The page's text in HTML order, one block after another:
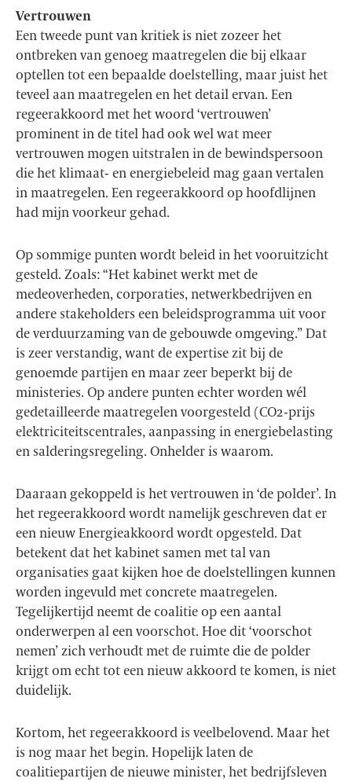
Vertrouwen
Een tweede punt van kritiek is niet zozeer het
ontbreken van genoeg maatregelen die bij elkaar
optellen tot een bepaalde doelstelling, maar juist het
teveel aan maatregelen en het detail ervan. Een
regeerakkoord met het woord ‘vertrouwen’
prominent in de titel had ook wel wat meer
vertrouwen mogen uitstralen in de bewindspersoon
die het klimaat- en energiebeleid mag gaan vertalen
in maatregelen. Een regeerakkoord op hoofdlijnen
had mijn voorkeur gehad.
Op sommige punten wordt beleid in het vooruitzicht
gesteld. Zoals: “Het kabinet werkt met de
medeoverheden, corporaties, netwerkbedrijven en
andere stakeholders een beleidsprogramma uit voor
de verduurzaming van de gebouwde omgeving.” Dat
is zeer verstandig, want de expertise zit bij de
genoemde partijen en maar zeer beperkt bij de
ministeries. Op andere punten echter worden wél
gedetailleerde maatregelen voorgesteld (CO2-prijs
elektriciteitscentrales, aanpassing in energiebelasting
en salderingsregeling. Onhelder is waarom.
Daaraan gekoppeld is het vertrouwen in ‘de polder’. In
het regeerakkoord wordt namelijk geschreven dat er
een nieuw Energieakkoord wordt opgesteld. Dat
betekent dat het kabinet samen met tal van
organisaties gaat kijken hoe de doelstellingen kunnen
worden ingevuld met concrete maatregelen.
Tegelijkertijd neemt de coalitie op een aantal
onderwerpen al een voorschot. Hoe dit ‘voorschot
nemen’ zich verhoudt met de ruimte die de polder
krijgt om echt tot een nieuw akkoord te komen, is niet
duidelijk.
Kortom, het regeerakkoord is veelbelovend. Maar het
is nog maar het begin. Hopelijk laten de
coalitiepartijen de nieuwe minister, het bedrijfsleven